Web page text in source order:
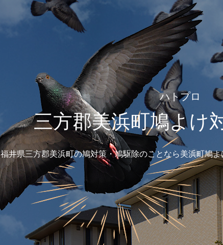
ハトプロ
三方郡美浜町鳩よけ
福井県三方郡美浜町の鳩対策・鳩駆除のことなら美浜町鳩